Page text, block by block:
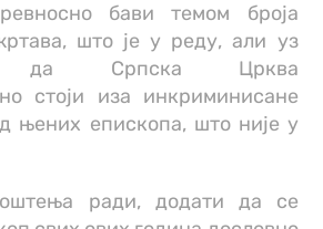
бави темом броја
што је у реду, али уз
да Српска Црква
стоји иза инкриминисане
њених епископа, што није у
ради, додати да се